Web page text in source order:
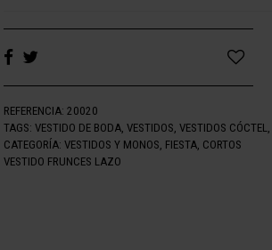
REFERENCIA: 20020
TAGS: VESTIDO DE BODA, VESTIDOS, VESTIDOS CÓCTEL,
CATEGORÍA: VESTIDOS Y MONOS, FIESTA, CORTOS
VESTIDO FRUNCES LAZO